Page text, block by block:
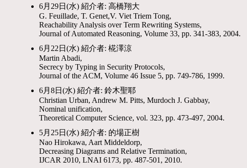
6月29日(水) 紹介者: 高橋翔大
G. Feuillade, T. Genet,V. Viet Triem Tong,
Reachability Analysis over Term Rewriting Systems,
Journal of Automated Reasoning, Volume 33, pp. 341-383, 2004.
6月22日(水) 紹介者: 椛澤涼
Martin Abadi,
Secrecy by Typing in Security Protocols,
Journal of the ACM, Volume 46 Issue 5, pp. 749-786, 1999.
6月8日(水) 紹介者: 鈴木聖耶
Christian Urban, Andrew M. Pitts, Murdoch J. Gabbay,
Nominal unification,
Theoretical Computer Science, vol. 323, pp. 473-497, 2004.
5月25日(水) 紹介者: 的場正樹
Nao Hirokawa, Aart Middeldorp,
Decreasing Diagrams and Relative Termination,
IJCAR 2010, LNAI 6173, pp. 487-501, 2010.